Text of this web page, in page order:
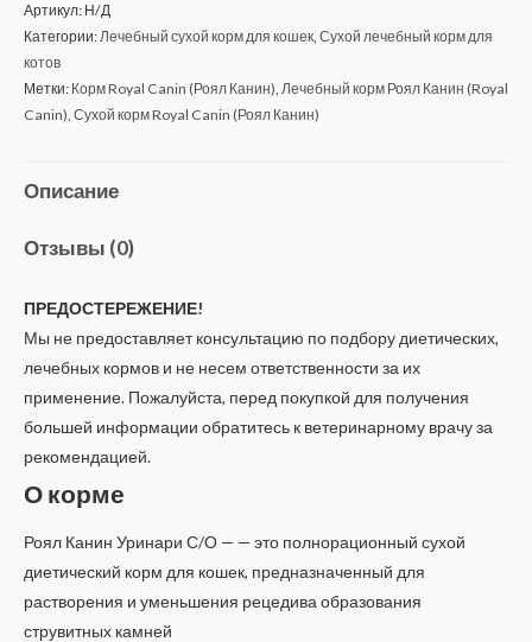
Артикул: Н/Д
Категории:Лечебный сухой корм для кошек, Сухой лечебный корм для
котов
Метки: Корм Royal Canin (Роял Канин), Лечебный корм Роял Канин (Royal
Canin), Сухой корм Royal Canin (Роял Канин)
Описание
Отзывы (0)
ПРЕДОСТЕРЕЖЕНИЕ!
Мы не предоставляет консультацию по подбору диетических,
лечебных кормов и не несем ответственности за их
применение. Пожалуйста, перед покупкой для получения
большей информации обратитесь к ветеринарному врачу за
рекомендацией.
О корме
Роял Канин Уринари С/О — — это полнорационный сухой
диетический корм для кошек, предназначенный для
растворения и уменьшения рецедива образования
струвитных камней